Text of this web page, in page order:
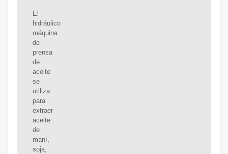
El
hidráulico
máquina
de
prensa
de
aceite
se
utiliza
para
extraer
aceite
de
maní,
soja,